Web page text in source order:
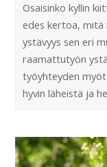
Osaisinko kyllin
edes kertoa, mitä
ystävyys sen eri
raamattutyön
työyhteyden
hyvin läheistä ja